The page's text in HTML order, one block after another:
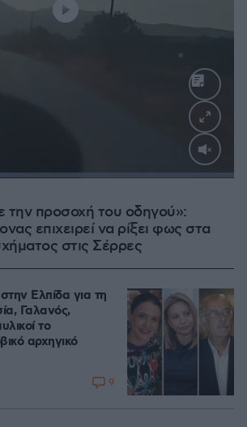
Loaded:
την προσοχή του οδηγού»:
επιχειρεί να ρίξει φως στα
στις Σέρρες
Ελπίδα για τη
Γαλανός,
το
αρχηγικό
9